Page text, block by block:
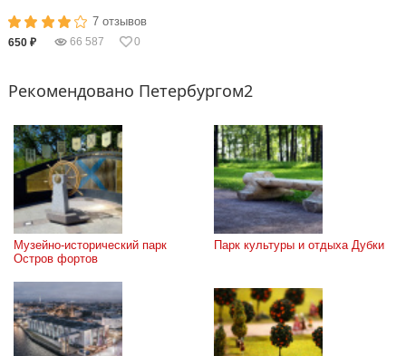
7 отзывов
650 ₽ 66 587 0
Рекомендовано Петербургом2
Музейно-исторический парк
Остров фортов
Парк культуры и отдыха Дубки